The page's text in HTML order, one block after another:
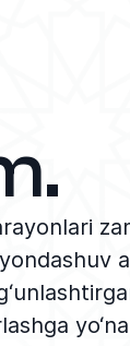
katta